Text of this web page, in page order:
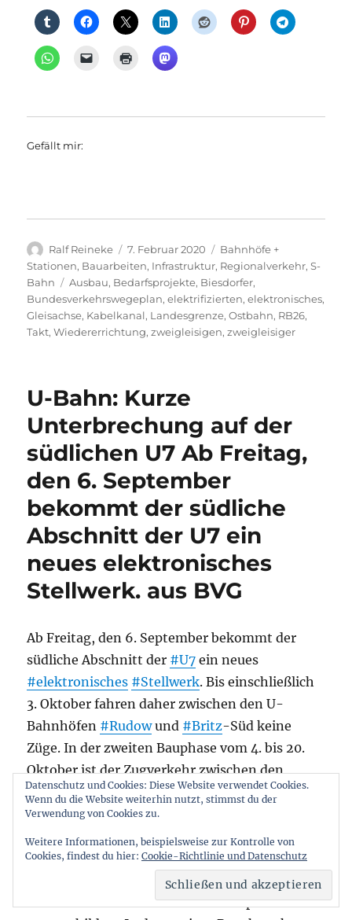
Gefällt mir:
Autor
Ralf Reineke
Veröffentlicht
am
7. Februar 2020 Kategorien
Bahnhöfe +
Stationen, Bauarbeiten, Infrastruktur, Regionalverkehr,S-
Bahn
Schlagwörter
Ausbau, Bedarfsprojekte, Biesdorfer,
Bundesverkehrswegeplan,elektrifizierten,elektronisches,
Gleisachse, Kabelkanal, Landesgrenze,Ostbahn, RB26,
Takt,Wiedererrichtung,zweigleisigen,zweigleisiger
U-Bahn: Kurze
Unterbrechung auf der
südlichen U7 Ab Freitag,
den 6. September
bekommt der südliche
Abschnitt der U7 ein
neues elektronisches
Stellwerk. aus BVG
Ab Freitag, den 6. September bekommt der
südliche Abschnitt der #U7 ein neues
#elektronisches #Stellwerk. Bis einschließlich
3. Oktober fahren daher zwischen den U-
Bahnhöfen #Rudowund #Britz-Süd keine
Züge. In der zweiten Bauphase vom 4. bis 20.
Oktober ist der Zugverkehr zwischen den
Bahnhöfen Rudow und#Grenzallee
unterbrochen.
Auf den jeweils gesperrten Abschnitten sind
im Einsatz. Die Fußwege
zu den Ersatzhaltestellen sind entsprechend
Datenschutz und Cookies: Diese Website verwendet Cookies.
Wenn du die Website weiterhin nutzt, stimmst du der
Verwendung von Cookies zu.
Weitere Informationen, beispielsweise zur Kontrolle von
Cookies, findest du hier: Cookie-Richtlinie und Datenschutz